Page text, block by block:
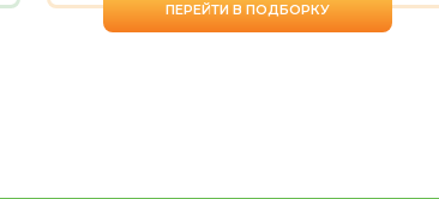
ПЕРЕЙТИ В ПОДБОРКУ